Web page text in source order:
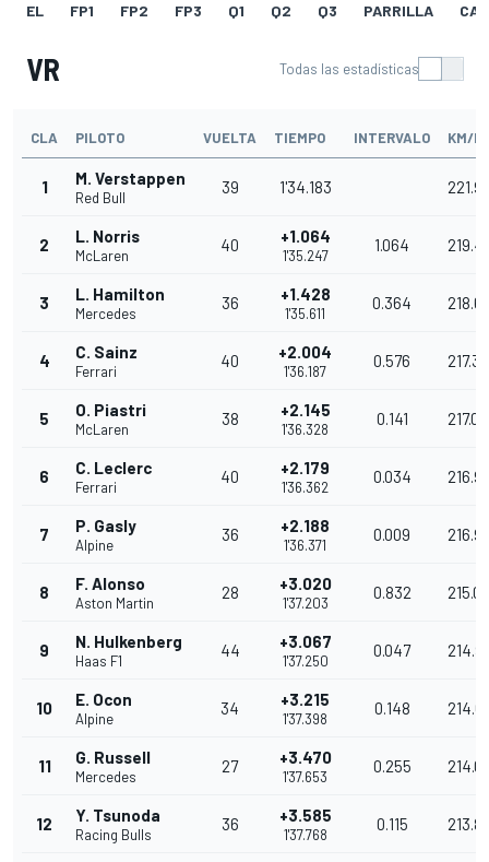
EL FP1 FP2 FP3 Q1 Q2 Q3 PARRILLA
VR Todas las estadísticas
CLA PILOTO VUELTA TIEMPO INTERVALO KM/H
1 M. Verstappen
Red Bull
39 1'34.183
2 L. Norris
McLaren
40 +1.064
1'35.247
1.064
3 L. Hamilton
Mercedes
36 +1.428
1'35.611
0.364
4 C. Sainz
Ferrari
40 +2.004
1'36.187
0.576
5 O. Piastri
McLaren
38 +2.145
1'36.328
0.141
6 C. Leclerc
Ferrari
40 +2.179
1'36.362
0.034
7 P. Gasly
Alpine
36 +2.188
1'36.371
0.009
8 F. Alonso
Aston Martin
28 +3.020
1'37.203
0.832
9 N. Hulkenberg
Haas F1
44 +3.067
1'37.250
0.047
10 E. Ocon
Alpine
34 +3.215
1'37.398
0.148
11 G. Russell
Mercedes
27 +3.470
1'37.653
0.255
12 Y. Tsunoda
Racing Bulls
36 +3.585
1'37.768
0.115